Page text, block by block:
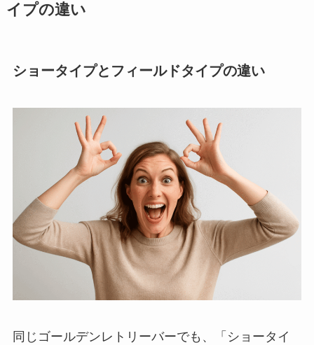
イプの違い
ショータイプとフィールドタイプの違い
同じゴールデンレトリーバーでも、「ショータイ